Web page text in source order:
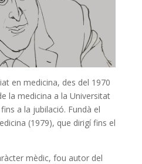
en medicina, des del 1970
la medicina a la Universitat
a la jubilació. Fundà el
(1979), que dirigí fins el
mèdic, fou autor del